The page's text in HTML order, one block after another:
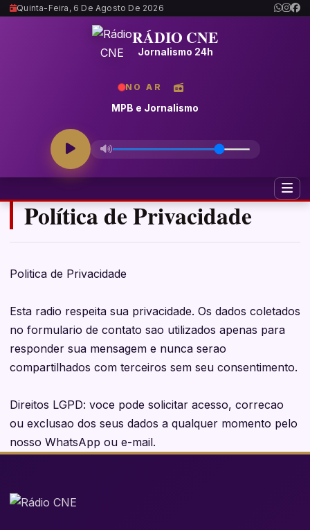
Quinta-Feira, 6 De Agosto De 2026
RÁDIO CNE
Jornalismo 24h
NO AR
MPB e Jornalismo
Política de Privacidade
Politica de Privacidade
Esta radio respeita sua privacidade. Os dados coletados
no formulario de contato sao utilizados apenas para
responder sua mensagem e nunca serao
compartilhados com terceiros sem seu consentimento.
Direitos LGPD: voce pode solicitar acesso, correcao
ou exclusao dos seus dados a qualquer momento pelo
nosso WhatsApp ou e-mail.